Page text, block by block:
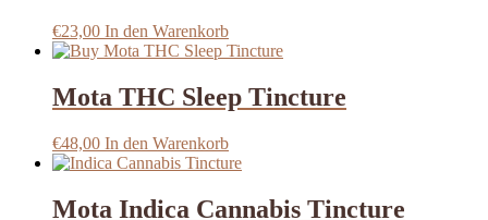
€23,00 In den Warenkorb
Mota THC Sleep Tincture
€48,00 In den Warenkorb
Mota Indica Cannabis Tincture